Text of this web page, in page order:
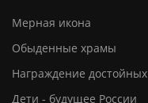
Мерная икона
Обыденные храмы
Награждение достойных
Дети - будущее России